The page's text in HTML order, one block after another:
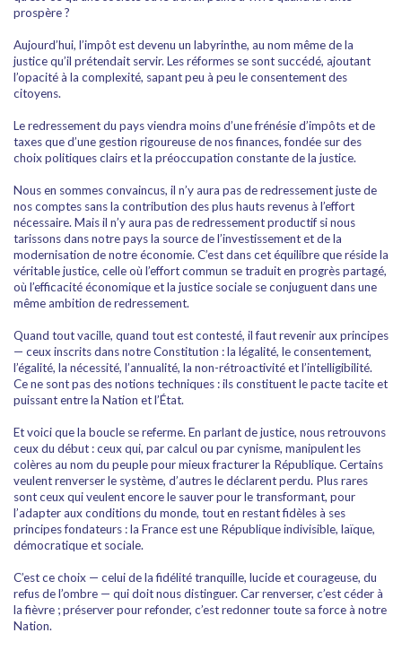
prospère ?
Aujourd’hui, l’impôt est devenu un labyrinthe, au nom même de la
justice qu’il prétendait servir. Les réformes se sont succédé, ajoutant
l’opacité à la complexité, sapant peu à peu le consentement des
citoyens.
Le redressement du pays viendra moins d’une frénésie d’impôts et de
taxes que d’une gestion rigoureuse de nos finances, fondée sur des
choix politiques clairs et la préoccupation constante de la justice.
Nous en sommes convaincus, il n’y aura pas de redressement juste de
nos comptes sans la contribution des plus hauts revenus à l’effort
nécessaire. Mais il n’y aura pas de redressement productif si nous
tarissons dans notre pays la source de l’investissement et de la
modernisation de notre économie. C’est dans cet équilibre que réside la
véritable justice, celle où l’effort commun se traduit en progrès partagé,
où l’efficacité économique et la justice sociale se conjuguent dans une
même ambition de redressement.
Quand tout vacille, quand tout est contesté, il faut revenir aux principes
— ceux inscrits dans notre Constitution : la légalité, le consentement,
l’égalité, la nécessité, l’annualité, la non-rétroactivité et l’intelligibilité.
Ce ne sont pas des notions techniques : ils constituent le pacte tacite et
puissant entre la Nation et l’État.
Et voici que la boucle se referme. En parlant de justice, nous retrouvons
ceux du début : ceux qui, par calcul ou par cynisme, manipulent les
colères au nom du peuple pour mieux fracturer la République. Certains
veulent renverser le système, d’autres le déclarent perdu. Plus rares
sont ceux qui veulent encore le sauver pour le transformant, pour
l’adapter aux conditions du monde, tout en restant fidèles à ses
principes fondateurs : la France est une République indivisible, laïque,
démocratique et sociale.
C’est ce choix — celui de la fidélité tranquille, lucide et courageuse, du
refus de l’ombre — qui doit nous distinguer. Car renverser, c’est céder à
la fièvre ; préserver pour refonder, c’est redonner toute sa force à notre
Nation.